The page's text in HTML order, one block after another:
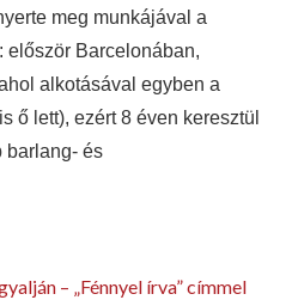
meg munkájával a
először Barcelonában,
alkotásával egyben a
ő lett), ezért 8 éven keresztül
barlang- és
– „Fénnyel írva” címmel